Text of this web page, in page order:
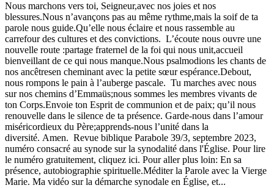
Nous marchons vers toi, Seigneur,avec nos joies et nos
blessures.Nous n’avançons pas au même rythme,mais la soif de ta
parole nous guide.Qu’elle nous éclaire et nous rassemble au
carrefour des cultures et des convictions. L’écoute nous ouvre une
nouvelle route :partage fraternel de la foi qui nous unit,accueil
bienveillant de ce qui nous manque.Nous psalmodions les chants de
nos ancêtresen cheminant avec la petite sœur espérance.Debout,
nous rompons le pain à l’auberge pascale. Tu marches avec nous
sur nos chemins d’Emmaüs;nous sommes les membres vivants de
ton Corps.Envoie ton Esprit de communion et de paix; qu’il nous
renouvelle dans le silence de ta présence. Garde-nous dans l’amour
miséricordieux du Père;apprends-nous l’unité dans la
diversité. Amen. Revue biblique Parabole 39/3, septembre 2023,
numéro consacré au synode sur la synodalité dans l'Église. Pour lire
le numéro gratuitement, cliquez ici. Pour aller plus loin: En sa
présence, autobiographie spirituelle.Méditer la Parole avec la Vierge
Marie. Ma vidéo sur la démarche synodale en Église, et...